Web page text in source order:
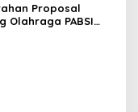
Proposal
Olahraga PABSI